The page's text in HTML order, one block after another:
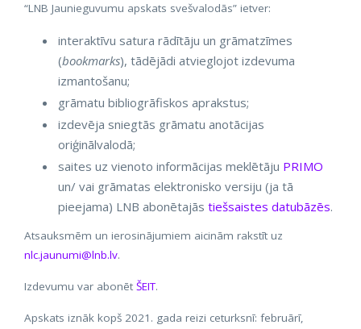
“LNB Jaunieguvumu apskats svešvalodās” ietver:
interaktīvu satura rādītāju un grāmatzīmes
(bookmarks), tādējādi atvieglojot izdevuma
izmantošanu;
grāmatu bibliogrāfiskos aprakstus;
izdevēja sniegtās grāmatu anotācijas
oriģinālvalodā;
saites uz vienoto informācijas meklētāju PRIMO
un/ vai grāmatas elektronisko versiju (ja tā
pieejama) LNB abonētajās tiešsaistes datubāzēs.
Atsauksmēm un ierosinājumiem aicinām rakstīt uz
nlc.jaunumi@lnb.lv.
Izdevumu var abonēt ŠEIT.
Apskats iznāk kopš 2021. gada reizi ceturksnī: februārī,